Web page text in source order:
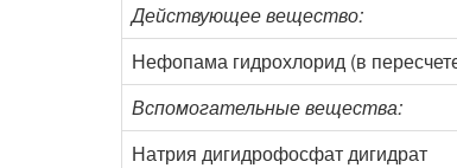
Действующее вещество:
Нефопама гидрохлорид (в
Вспомогательные вещества:
Натрия дигидрофосфат дигидрат